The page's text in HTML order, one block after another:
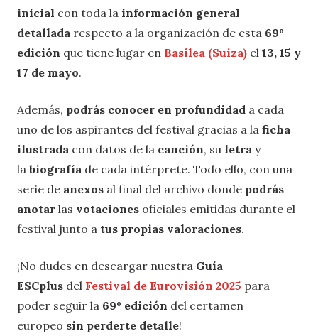
inicial con toda la información general
detallada respecto a la organización de esta 69º
edición que tiene lugar en Basilea (Suiza) el 13, 15 y
17 de mayo.
Además, podrás conocer en profundidad a cada
uno de los aspirantes del festival gracias a la ficha
ilustrada con datos de la canción, su letra y
la biografía de cada intérprete. Todo ello, con una
serie de anexos al final del archivo donde podrás
anotar las votaciones oficiales emitidas durante el
festival junto a tus propias valoraciones.
¡No dudes en descargar nuestra Guía
ESCplus del Festival de Eurovisión 2025 para
poder seguir la 69º edición del certamen
europeo sin perderte detalle!